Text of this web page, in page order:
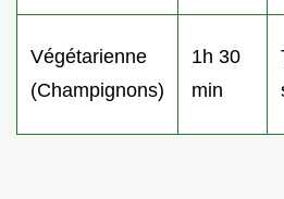
Végétarienne
(Champignons)
1h 30
min